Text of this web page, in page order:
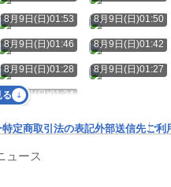
8月9日(日)01:53 8月9日(日)01:50
8月9日(日)01:46 8月9日(日)01:42
8月9日(日)01:28 8月9日(日)01:27
8月9日(日)01:24
る
特定商取引法の表記外部送信先ご利
ュース